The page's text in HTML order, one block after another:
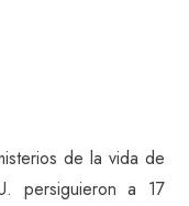
de la vida de
persiguieron a 17